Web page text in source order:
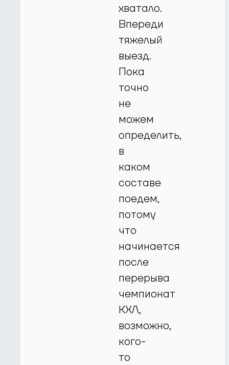
хватало.
Впереди
тяжелый
выезд.
Пока
точно
не
можем
определить,
в
каком
составе
поедем,
потому
что
начинается
после
перерыва
чемпионат
КХЛ,
возможно,
кого-
то